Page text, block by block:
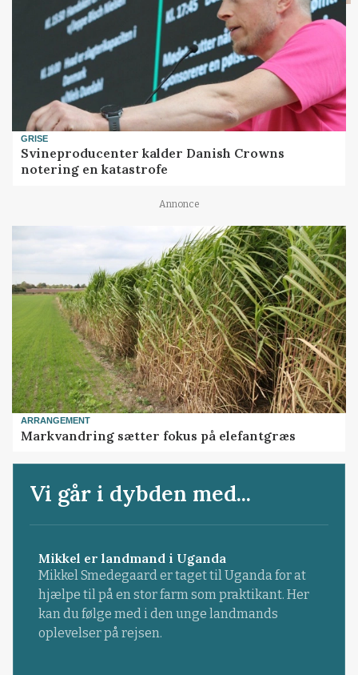
GRISE
Svineproducenter kalder Danish Crowns
notering en katastrofe
Annonce
ARRANGEMENT
Markvandring sætter fokus på elefantgræs
Vi går i dybden med...
Mikkel er landmand i Uganda
Mikkel Smedegaard er taget til Uganda for at
hjælpe til på en stor farm som praktikant. Her
kan du følge med i den unge landmands
oplevelser på rejsen.